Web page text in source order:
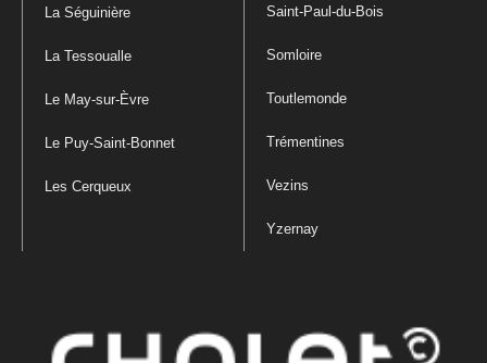
La Séguinière
La Tessoualle
Le May-sur-Èvre
Le Puy-Saint-Bonnet
Les Cerqueux
Saint-Paul-du-Bois
Somloire
Toutlemonde
Trémentines
Vezins
Yzernay